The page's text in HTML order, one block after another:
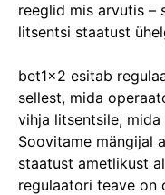
reeglid mis arvutis –
litsentsi staatust
bet1x2 esitab
sellest, mida
vihja litsentsile,
Soovitame mängijal
staatust ametlikust
regulaatori teave on